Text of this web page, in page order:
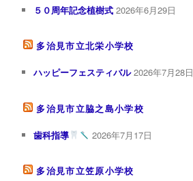
５０周年記念植樹式 2026年6月29日
多治見市立北栄小学校
ハッピーフェスティバル 2026年7月28日
多治見市立脇之島小学校
歯科指導 2026年7月17日
多治見市立笠原小学校